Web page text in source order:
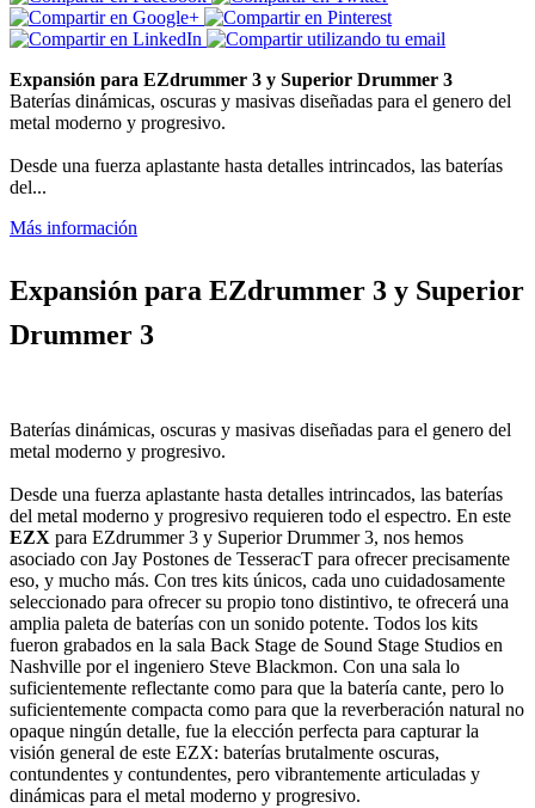
Expansión para EZdrummer 3 y Superior Drummer 3
Baterías dinámicas, oscuras y masivas diseñadas para el genero del
metal moderno y progresivo.
Desde una fuerza aplastante hasta detalles intrincados, las baterías
del...
Más información
Expansión para EZdrummer 3 y Superior
Drummer 3
Baterías dinámicas, oscuras y masivas diseñadas para el genero del
metal moderno y progresivo.
Desde una fuerza aplastante hasta detalles intrincados, las baterías
del metal moderno y progresivo requieren todo el espectro. En este
EZX para EZdrummer 3 y Superior Drummer 3, nos hemos
asociado con Jay Postones de TesseracT para ofrecer precisamente
eso, y mucho más. Con tres kits únicos, cada uno cuidadosamente
seleccionado para ofrecer su propio tono distintivo, te ofrecerá una
amplia paleta de baterías con un sonido potente. Todos los kits
fueron grabados en la sala Back Stage de Sound Stage Studios en
Nashville por el ingeniero Steve Blackmon. Con una sala lo
suficientemente reflectante como para que la batería cante, pero lo
suficientemente compacta como para que la reverberación natural no
opaque ningún detalle, fue la elección perfecta para capturar la
visión general de este EZX: baterías brutalmente oscuras,
contundentes y contundentes, pero vibrantemente articuladas y
dinámicas para el metal moderno y progresivo.